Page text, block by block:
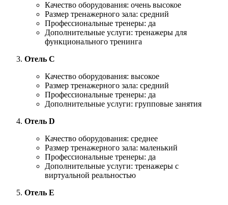
Качество оборудования: очень высокое
Размер тренажерного зала: средний
Профессиональные тренеры: да
Дополнительные услуги: тренажеры для
функционального тренинга
Отель C
Качество оборудования: высокое
Размер тренажерного зала: средний
Профессиональные тренеры: да
Дополнительные услуги: групповые занятия
Отель D
Качество оборудования: среднее
Размер тренажерного зала: маленький
Профессиональные тренеры: да
Дополнительные услуги: тренажеры с
виртуальной реальностью
Отель E